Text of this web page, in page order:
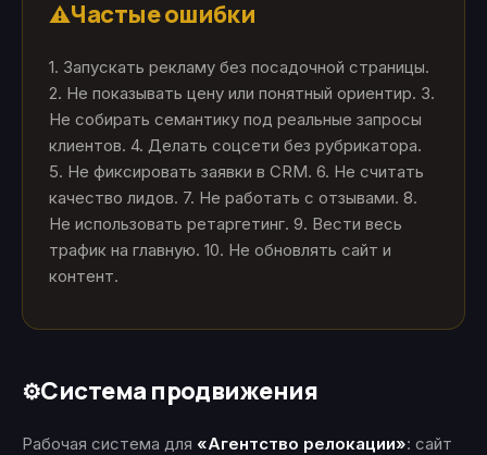
⚠️Частые ошибки
1. Запускать рекламу без посадочной страницы.
2. Не показывать цену или понятный ориентир. 3.
Не собирать семантику под реальные запросы
клиентов. 4. Делать соцсети без рубрикатора.
5. Не фиксировать заявки в CRM. 6. Не считать
качество лидов. 7. Не работать с отзывами. 8.
Не использовать ретаргетинг. 9. Вести весь
трафик на главную. 10. Не обновлять сайт и
контент.
⚙️Система продвижения
Рабочая система для «Агентство релокации»: сайт